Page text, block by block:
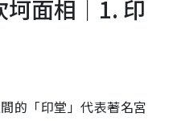
面相｜1. 印
的「印堂」代表著名宮